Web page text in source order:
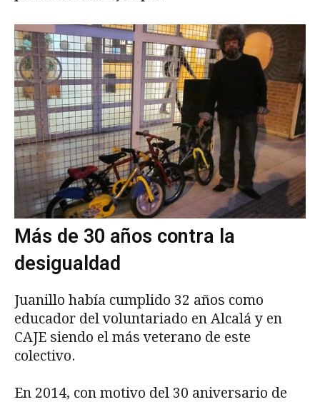
Más de 30 años contra la
desigualdad
Juanillo había cumplido 32 años como
educador del voluntariado en Alcalá y en
CAJE siendo el más veterano de este
colectivo.
En 2014, con motivo del 30 aniversario de